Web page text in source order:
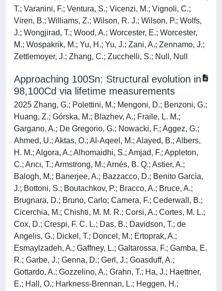
T.; Varanini, F.; Ventura, S.; Vicenzi, M.; Vignoli, C.;
Viren, B.; Williams, Z.; Wilson, R. J.; Wilson, P.; Wolfs,
J.; Wongjirad, T.; Wood, A.; Worcester, E.; Worcester,
M.; Wospakrik, M.; Yu, H.; Yu, J.; Zani, A.; Zennamo, J.;
Zettlemoyer, J.; Zhang, C.; Zucchelli, S.; Null, Null
Approaching 100Sn: Structural evolution in
98,100Cd via lifetime measurements
2025 Zhang, G.; Polettini, M.; Mengoni, D.; Benzoni, G.;
Huang, Z.; Górska, M.; Blazhev, A.; Fraile, L. M.;
Gargano, A.; De Gregorio, G.; Nowacki, F.; Aggez, G.;
Ahmed, U.; Aktas, O.; Al-Aqeel, M.; Alayed, B.; Albers,
H. M.; Algora, A.; Alhomaidhi, S.; Amjad, F.; Appleton,
C.; Arıcı, T.; Armstrong, M.; Arnés, B. Q.; Astier, A.;
Balogh, M.; Banerjee, A.; Bazzacco, D.; Benito Garcìa,
J.; Bottoni, S.; Boutachkov, P.; Bracco, A.; Bruce, A.;
Brugnara, D.; Bruno, Carlo; Camera, F.; Cederwall, B.;
Cicerchia, M.; Chishti, M. M. R.; Corsi, A.; Cortes, M. L.;
Cox, D.; Crespi, F. C. L.; Das, B.; Davidson, T.; de
Angelis, G.; Dickel, T.; Doncel, M.; Ertoprak, A.;
Esmaylzadeh, A.; Gaffney, L.; Galtarossa, F.; Gamba, E.
R.; Garbe, J.; Genna, D.; Gerl, J.; Goasduff, A.;
Gottardo, A.; Gozzelino, A.; Grahn, T.; Ha, J.; Haettner,
E.; Hall, O.; Harkness-Brennan, L.; Heggen, H.;